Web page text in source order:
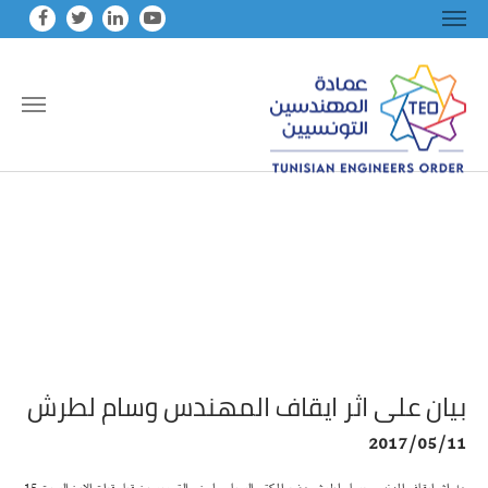
بيان على اثر ايقاف المهندس وسام لطرش
2017/05/11